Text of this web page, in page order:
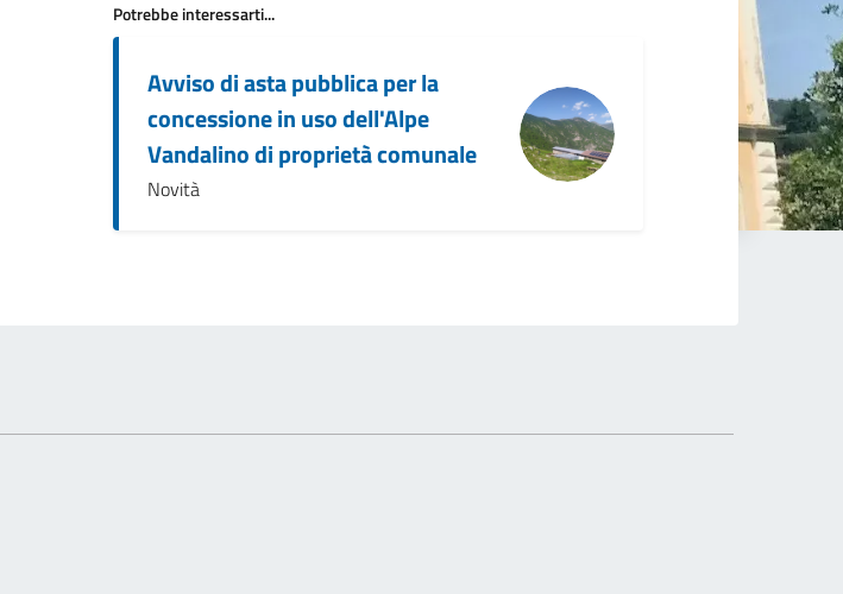
Potrebbe interessarti...
Avviso di asta pubblica per la
concessione in uso dell'Alpe
Vandalino di proprietà comunale
Novità